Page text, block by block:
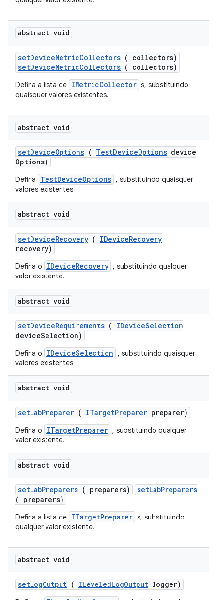
abstract void
setDeviceMetricCollectors ( collectors)
setDeviceMetricCollectors ( collectors)
Defina a lista de IMetricCollector s, substituindo
quaisquer valores existentes.
abstract void
setDeviceOptions ( TestDeviceOptions device
Options)
Defina TestDeviceOptions , substituindo quaisquer
valores existentes
abstract void
setDeviceRecovery ( IDeviceRecovery
recovery)
Defina o IDeviceRecovery , substituindo qualquer
valor existente.
abstract void
setDeviceRequirements ( IDeviceSelection
deviceSelection)
Defina o IDeviceSelection
, substituindo quaisquer
valores existentes
abstract void
setLabPreparer ( ITargetPreparer preparer)
Defina o ITargetPreparer , substituindo qualquer
valor existente.
abstract void
setLabPreparers ( preparers)
setLabPreparers
( preparers)
Defina a lista de ITargetPreparer s, substituindo
qualquer valor existente.
abstract void
setLogOutput ( ILeveledLogOutput logger)